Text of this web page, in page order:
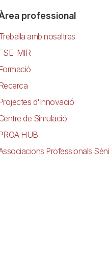
professional
amb nosaltres
MIR
d'Innovació
de Simulació
HUB
Professionals